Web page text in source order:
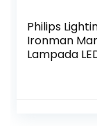
Philips
Ironman
Lampada